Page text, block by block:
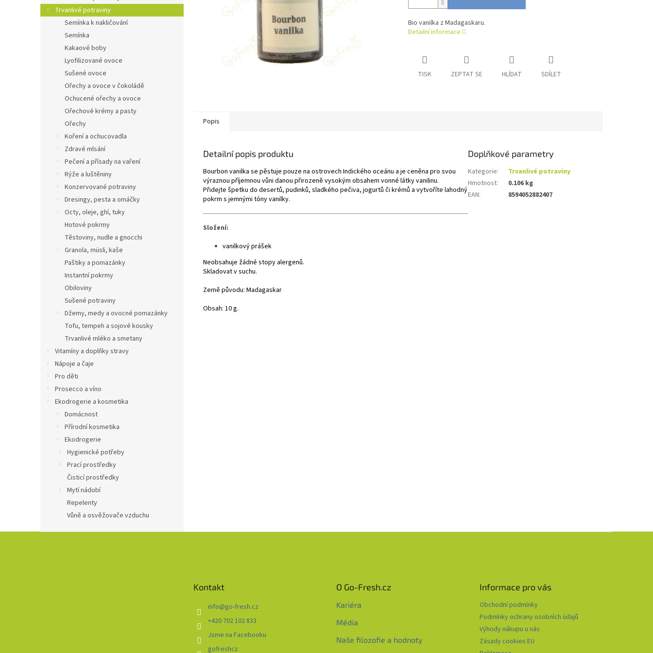
n
e
Trvanlivé potraviny
Semínka k nakličování
Semínka
Kakaové boby
Lyofilizované ovoce
Sušené ovoce
Ořechy a ovoce v čokoládě
Ochucené ořechy a ovoce
Ořechové krémy a pasty
Ořechy
Koření a ochucovadla
Zdravé mlsání
Pečení a přísady na vaření
Rýže a luštěniny
Konzervované potraviny
Dresingy, pesta a omáčky
Octy, oleje, ghí, tuky
Hotové pokrmy
Těstoviny, nudle a gnocchi
Granola, müsli, kaše
Paštiky a pomazánky
Instantní pokrmy
Obiloviny
Sušené potraviny
Džemy, medy a ovocné pomazánky
Tofu, tempeh a sojové kousky
Trvanlivé mléko a smetany
Vitamíny a doplňky stravy
Nápoje a čaje
Pro děti
Prosecco a víno
Ekodrogerie a kosmetika
Domácnost
Přírodní kosmetika
Ekodrogerie
Hygienické potřeby
Prací prostředky
Čisticí prostředky
Mytí nádobí
Repelenty
Vůně a osvěžovače vzduchu
Bio vanilka z Madagaskaru.
Detailní informace
TISK ZEPTAT SE HLÍDAT SDÍLET
Popis
Detailní popis produktu
Bourbon vanilka se pěstuje pouze na ostrovech Indického oceánu a je ceněna pro svou
výraznou příjemnou vůni danou přirozeně vysokým obsahem vonné látky vanilinu.
Přidejte špetku do desertů, pudinků, sladkého pečiva, jogurtů či krémů a vytvoříte lahodný
pokrm s jemnými tóny vanilky.
Složení:
vanilkový prášek
Neobsahuje žádné stopy alergenů.
Skladovat v suchu.
Země původu: Madagaskar
Obsah: 10 g.
Doplňkové parametry
Kategorie:
Trvanlivé potraviny
Hmotnost:
0.106 kg
EAN: 8594052882407
Kontakt
info@go-fresh.cz
+420 702 102 833
Jsme na Facebooku
gofreshcz
O Go-Fresh.cz
Kariéra
Média
Naše filozofie a hodnoty
Informace pro vás
Obchodní podmínky
Podmínky ochrany osobních údajů
Výhody nákupu u nás
Zásady cookies EU